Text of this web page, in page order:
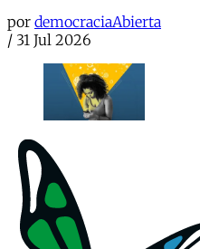
por democraciaAbierta
/ 31 Jul 2026